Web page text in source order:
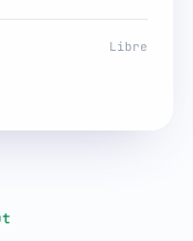
Libre